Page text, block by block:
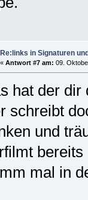
Re:links in Signaturen
« Antwort #7 am: 09.
hat der dir
schreibt
und
mal in